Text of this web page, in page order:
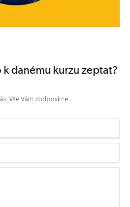
k danému kurzu zeptat?
Vše Vám zodpovíme.